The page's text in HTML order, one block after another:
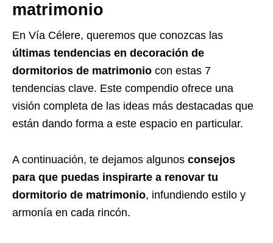
matrimonio
En Vía Célere, queremos que conozcas las
últimas tendencias en decoración de
dormitorios de matrimonio con estas 7
tendencias clave. Este compendio ofrece una
visión completa de las ideas más destacadas que
están dando forma a este espacio en particular.
A continuación, te dejamos algunos consejos
para que puedas inspirarte a renovar tu
dormitorio de matrimonio, infundiendo estilo y
armonía en cada rincón.